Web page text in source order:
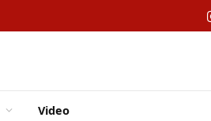
Video